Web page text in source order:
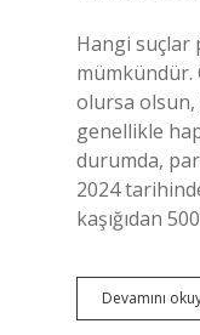
Hangi suçlar
mümkündür.
olursa olsun,
genellikle
durumda,
2024
kaşığıdan
Devamını